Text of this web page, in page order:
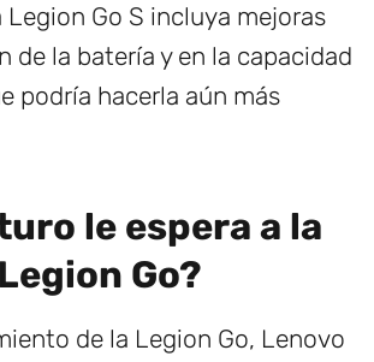
Legion Go S incluya mejoras
de la batería y en la capacidad
podría hacerla aún más
le espera a la
Go?
de la Legion Go, Lenovo